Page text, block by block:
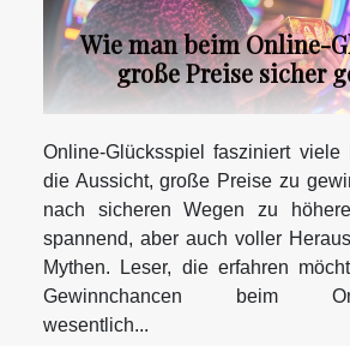
Wie man beim Online-
große Preise sicher
Online-Glücksspiel fasziniert viele
die Aussicht, große Preise zu
nach sicheren Wegen zu
spannend, aber auch voller
Mythen. Leser, die erfahren
Gewinnchancen beim
wesentlich...